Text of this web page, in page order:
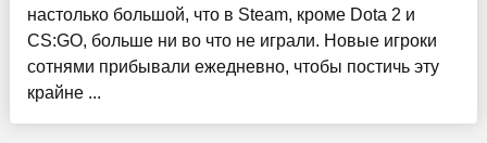
настолько большой, что в Steam, кроме Dota 2 и
CS:GO, больше ни во что не играли. Новые игроки
сотнями прибывали ежедневно, чтобы постичь эту
крайне ...